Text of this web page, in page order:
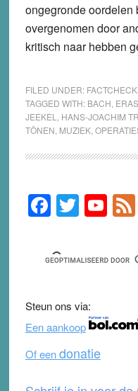
ongegronde
overgenomen door
kritisch naar hebben
FILED UNDER:
TAGGED WITH: BACH
JEEKEL
HANS-JOACHIM
TÖNEN MUZIEK,
Primary
Sidebar
F
a
c
e
b
o
o
k
T
wi
tt
er
Y
o
u
T
b
e
F
Steun ons via:
Een aankoop
Of eendonatie